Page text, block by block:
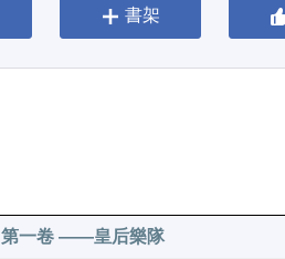
書架
第一卷 ——皇后樂隊